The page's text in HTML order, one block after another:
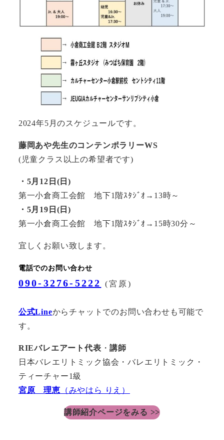
2024年5月のスケジュールです。
藤岡あや先生のコンテンポラリーWS
(児童クラス以上の希望者です)
・5月12日(日)
第一小倉商工会館 地下1階ｽﾀｼﾞｵ→13時～
・5月19日(日)
第一小倉商工会館 地下1階ｽﾀｼﾞｵ→15時30分～
宜しくお願い致します。
電話でのお問い合わせ
090-3276-5222 (宮原)
公式Lineからチャットでのお問い合わせも可能で
す。
RIEバレエアート代表 ・講師
日本バレエリトミック協会・バレエリトミック・
ティーチャー1級
宮原 理恵 （みやはら りえ）
講師紹介ページをみる >>